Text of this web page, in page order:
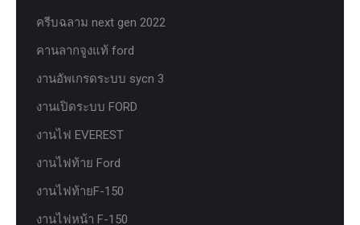
ครีบฉลาม next gen 2022
คานลากจูงแท้ ford
งานอัพเกรดระบบ sycn 3
งานเปิดระบบ FORD
งานไฟ EVEREST
งานไฟท้าย Ford
งานไฟท้ายF-150
งานไฟหน้า F-150